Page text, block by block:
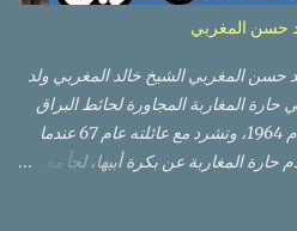
(ويستخدم الآن كمصلى للنساء يوم الجمعة). المصلى القِبلِي (المسجد
القبة الرصاصية السوداء، والواقع أ...
حسن المغربي
حسن المغربي الشيخ خالد المغربي ولد
المغاربة المجاورة لحائط البراق
السور الغربي للمسجد الأقصى عام 1964، وتشرد مع عائلته عام 67 عندما
حارة المغاربة عن بكرة أبيها، لجأ معهم